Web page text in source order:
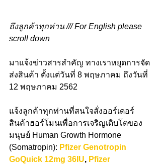
ถึงลูกค้าทุกท่าน /// For English please
scroll down
มาแจ้งข่าวสารสําคัญ ทางเราหยุดการจัด
ส่งสินค้า ตั้งแต่วันที่ 8 พฤษภาคม ถึงวันที่
12 พฤษภาคม 2562
แจ้งลูกค้าทุกท่านที่สนใจสั่งออร์เดอร์
สินค้าฮอร์โมนเพื่อการเจริญเติบโตของ
มนุษย์ Human Growth Hormone
(Somatropin): Pfizer Genotropin
GoQuick 12mg 36IU, Pfizer